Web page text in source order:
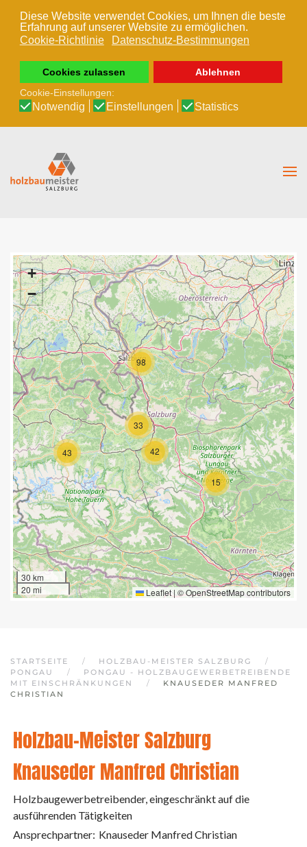
Diese Website verwendet Cookies, um Ihnen die beste
Erfahrung auf unserer Website zu ermöglichen.
Cookie-Richtlinie
Datenschutz-Bestimmungen
Cookies zulassen
Ablehnen
Cookie-Einstellungen:
Notwendig Einstellungen Statistics
Zum Hauptinhalt springen
15
33
42
43
98
+
−
30 km
20 mi
Leaflet | ©OpenStreetMapcontributors
STARTSEITE
HOLZBAU-MEISTER SALZBURG
PONGAU
PONGAU - HOLZBAUGEWERBETREIBENDE
MIT EINSCHRÄNKUNGEN
KNAUSEDER MANFRED
CHRISTIAN
Holzbau-Meister Salzburg
Knauseder Manfred Christian
Holzbaugewerbetreibender, eingeschränkt auf die
ausführenden Tätigkeiten
Ansprechpartner: Knauseder Manfred Christian